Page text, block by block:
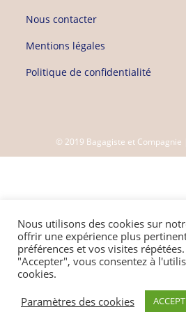
Nous contacter
Mentions légales
Politique de confidentialité
© 2019 Bagagiste et Compagnie |
Nous utilisons des cookies sur
offrir une expérience plus
préférences et vos visites
"Accepter", vous consentez à
cookies.
Paramètres des cookies